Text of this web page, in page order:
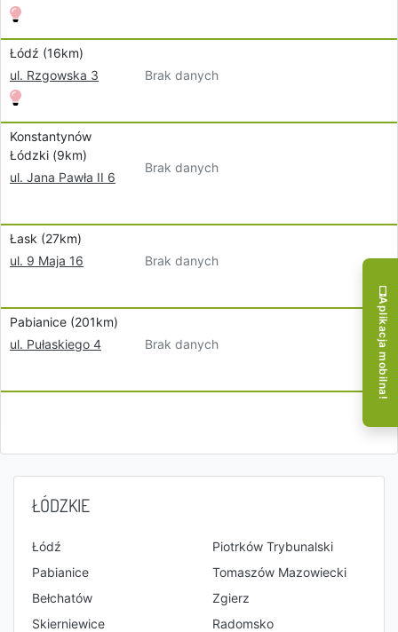
Łódź (16km)
ul. Rzgowska 3
Brak danych
Konstantynów
Łódzki (9km)
ul. Jana Pawła II 6
Brak danych
Łask (27km)
ul. 9 Maja 16
Brak danych
Pabianice (201km)
ul. Pułaskiego 4
Brak danych
ŁÓDZKIE
Łódź
Piotrków Trybunalski
Pabianice
Tomaszów Mazowiecki
Bełchatów
Zgierz
Skierniewice
Radomsko
Aplikacja mobilna!